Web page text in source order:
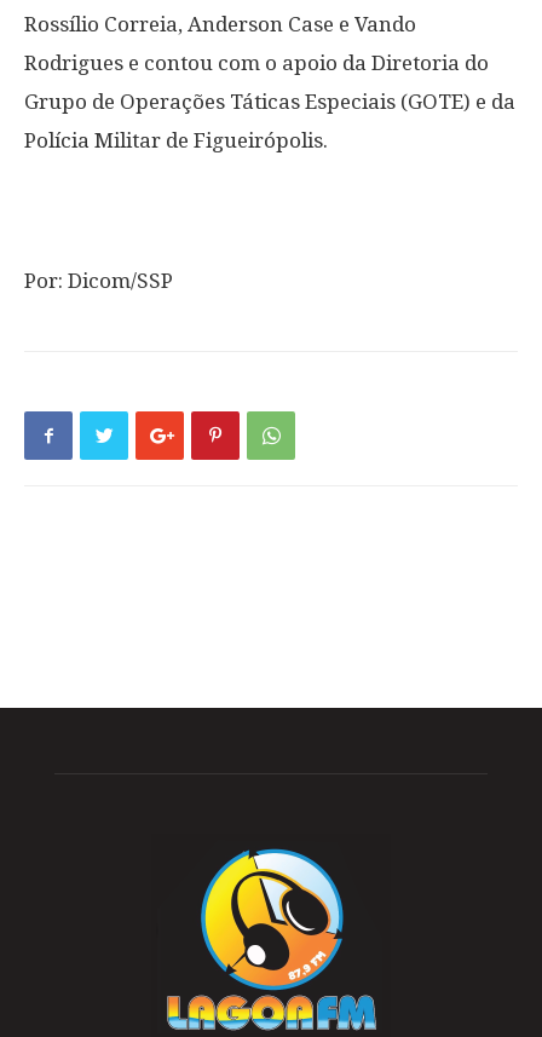
Rossílio Correia, Anderson Case e Vando
Rodrigues e contou com o apoio da Diretoria do
Grupo de Operações Táticas Especiais (GOTE) e da
Polícia Militar de Figueirópolis.
Por: Dicom/SSP